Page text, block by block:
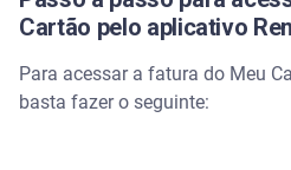
Cartão pelo aplicativo
Para acessar a fatura do Meu
basta fazer o seguinte: